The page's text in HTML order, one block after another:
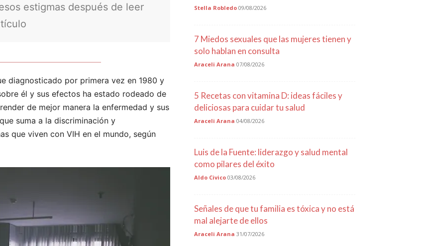
estigmas después de leer
diagnosticado por primera vez en 1980 y
él y sus efectos ha estado rodeado de
de mejor manera la enfermedad y sus
suma a la discriminación y
que viven con VIH en el mundo, según
Stella Robledo 09/08/2026
7 Miedos sexuales que las mujeres tienen y
solo hablan en consulta
Araceli Arana 07/08/2026
5 Recetas con vitamina D: ideas fáciles y
deliciosas para cuidar tu salud
Araceli Arana 04/08/2026
Luis de la Fuente: liderazgo y salud mental
como pilares del éxito
Aldo Civico 03/08/2026
Señales de que tu familia es tóxica y no está
mal alejarte de ellos
Araceli Arana 31/07/2026